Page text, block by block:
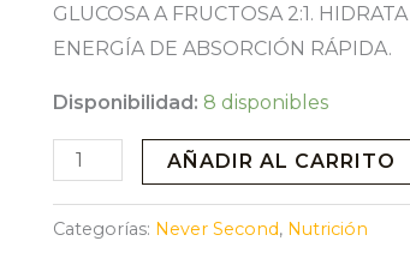
GLUCOSA A FRUCTOSA 2:1.
ENERGÍA DE ABSORCIÓN RÁPIDA.
Disponibilidad: 8 disponibles
C90
CARB
AÑADIR AL CARRITO
Categorías: Never Second, Nutrición